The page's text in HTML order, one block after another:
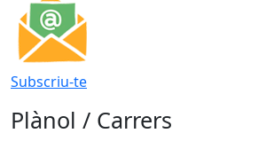
Subscriu-te
Plànol / Carrers